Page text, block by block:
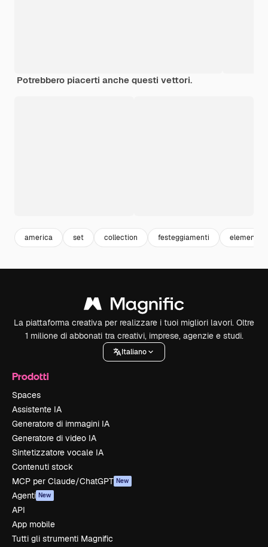
Potrebbero piacerti anche questi vettori.
america set collection festeggiamenti elementi
La piattaforma creativa per realizzare i tuoi migliori lavori. Oltre
1 milione di abbonati tra creativi, imprese, agenzie e studi.
Italiano
Prodotti
Spaces
Assistente IA
Generatore di immagini IA
Generatore di video IA
Sintetizzatore vocale IA
Contenuti stock
MCP per Claude/ChatGPT New
Agenti New
API
App mobile
Tutti gli strumenti Magnific